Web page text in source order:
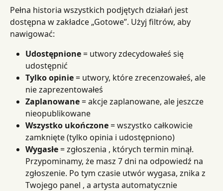
Pełna historia wszystkich podjętych działań jest
dostępna w zakładce „Gotowe”. Użyj filtrów, aby
nawigować:
Udostępnione = utwory zdecydowałeś się
udostępnić
Tylko opinie = utwory, które zrecenzowałeś, ale
nie zaprezentowałeś
Zaplanowane = akcje zaplanowane, ale jeszcze
nieopublikowane
Wszystko ukończone = wszystko całkowicie
zamknięte (tylko opinia i udostępniono)
Wygasłe = zgłoszenia , których termin minął.
Przypominamy, że masz 7 dni na odpowiedź na
zgłoszenie. Po tym czasie utwór wygasa, znika z
Twojego panel , a artysta automatycznie